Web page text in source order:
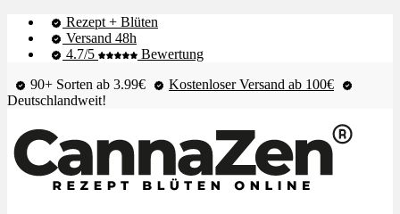
Rezept + Blüten
Versand 48h
4.7/5
Bewertung
90+ Sorten ab 3.99€
Kostenloser Versand ab 100€
Deutschlandweit!